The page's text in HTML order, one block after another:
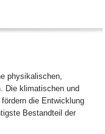
physikalischen,
Die klimatischen und
die Entwicklung
Bestandteil der